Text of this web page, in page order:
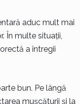
aduc mult mai
În multe situații,
a întregii
bun. Pe lângă
mușcăturii și la